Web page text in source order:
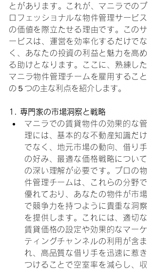
とがあります。これが、マニラでのプ
ロフェッショナルな物件管理サービス
の価値を際立たせる理由です。このサ
ービスは、運営を効率化するだけでな
く、あなたの投資の利益と魅力を高め
る助けとなります。ここに、熟練した
マニラ物件管理チームを雇用すること
の５つの主な利点を紹介します。
1. 専門家の市場洞察と戦略
マニラでの賃貸物件の効果的な管
理には、基本的な不動産知識だけ
でなく、地元市場の動向、借り手
の好み、最適な価格戦略について
の深い理解が必要です。プロの物
件管理チームは、これらの分野で
優れており、あなたの物件が市場
で競争力を持つように貴重な洞察
を提供します。これには、適切な
賃貸価格の設定や効果的なマーケ
ティングチャンネルの利用が含ま
れ、高品質な借り手を迅速に惹き
つけることで空室率を減らし、収